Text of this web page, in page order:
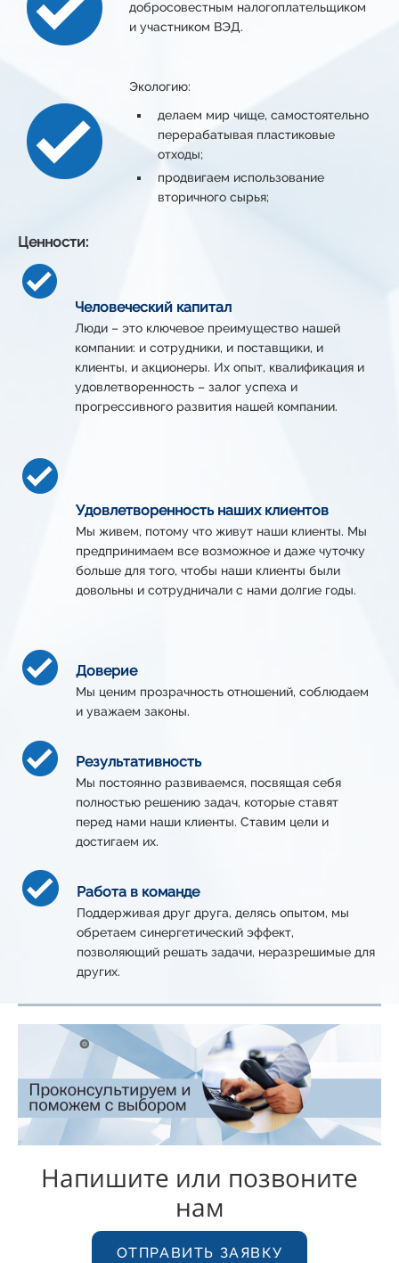
добросовестным налогоплательщиком
и участником ВЭД.
Экологию:
делаем мир чище, самостоятельно
перерабатывая пластиковые
отходы;
продвигаем использование
вторичного сырья;
Ценности:
Человеческий капитал
Люди – это ключевое преимущество нашей
компании: и сотрудники, и поставщики, и
клиенты, и акционеры. Их опыт, квалификация и
удовлетворенность – залог успеха и
прогрессивного развития нашей компании.
Удовлетворенность наших клиентов
Мы живем, потому что живут наши клиенты. Мы
предпринимаем все возможное и даже чуточку
больше для того, чтобы наши клиенты были
довольны и сотрудничали с нами долгие годы.
Доверие
Мы ценим прозрачность отношений, соблюдаем
и уважаем законы.
Результативность
Мы постоянно развиваемся, посвящая себя
полностью решению задач, которые ставят
перед нами наши клиенты. Ставим цели и
достигаем их.
Работа в команде
Поддерживая друг друга, делясь опытом, мы
обретаем синергетический эффект,
позволяющий решать задачи, неразрешимые для
других.
Напишите или позвоните
нам
ОТПРАВИТЬ ЗАЯВКУ